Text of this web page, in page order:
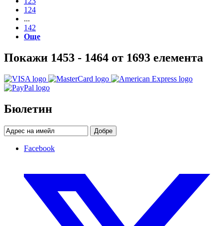
124
...
142
Още
Покажи 1453 - 1464 от 1693 елемента
Бюлетин
Добре
Facebook